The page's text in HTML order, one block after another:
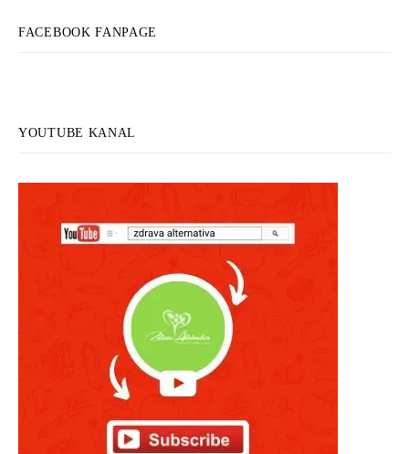
FACEBOOK FANPAGE
YOUTUBE KANAL